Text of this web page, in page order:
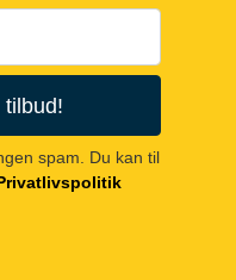
tilbud!
spam. Du kan til